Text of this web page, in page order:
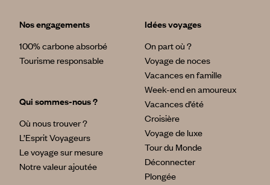
Nos engagements
100% carbone absorbé
Tourisme responsable
Qui sommes-nous ?
Où nous trouver ?
L’Esprit Voyageurs
Le voyage sur mesure
Notre valeur ajoutée
Idées voyages
On part où ?
Voyage de noces
Vacances en famille
Week-end en amoureux
Vacances d’été
Croisière
Voyage de luxe
Tour du Monde
Déconnecter
Plongée